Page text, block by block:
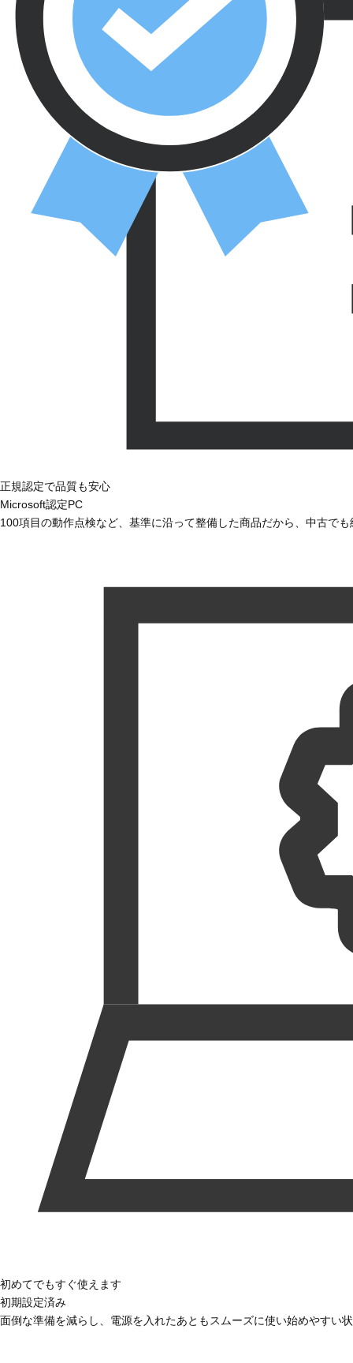
正規認定で品質も安心
Microsoft認定PC
100項目の動作点検など、基準に沿って整備した商品だから、中古で
初めてでもすぐ使えます
初期設定済み
面倒な準備を減らし、電源を入れたあともスムーズに使い始めやすい